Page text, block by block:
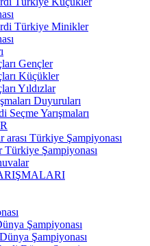
Türkiye Minikler
Gençler
Küçükler
Yıldızlar
Duyuruları
Seçme Yarışmaları
arası Türkiye Şampiyonası
Türkiye Şampiyonası
Şampiyonası
Şampiyonası